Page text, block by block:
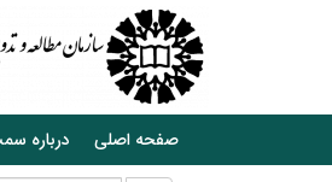
صفحه اصلی درباره